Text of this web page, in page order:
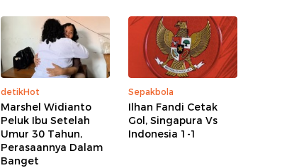
detikHot
Marshel Widianto
Peluk Ibu Setelah
Umur 30 Tahun,
Perasaannya Dalam
Banget
Sepakbola
Ilhan Fandi Cetak
Gol, Singapura Vs
Indonesia 1-1